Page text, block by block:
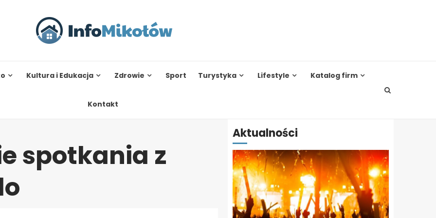
Kultura i Edukacja Zdrowie Sport Turystyka Lifestyle Katalog firm
Kontakt
spotkania z
Aktualności